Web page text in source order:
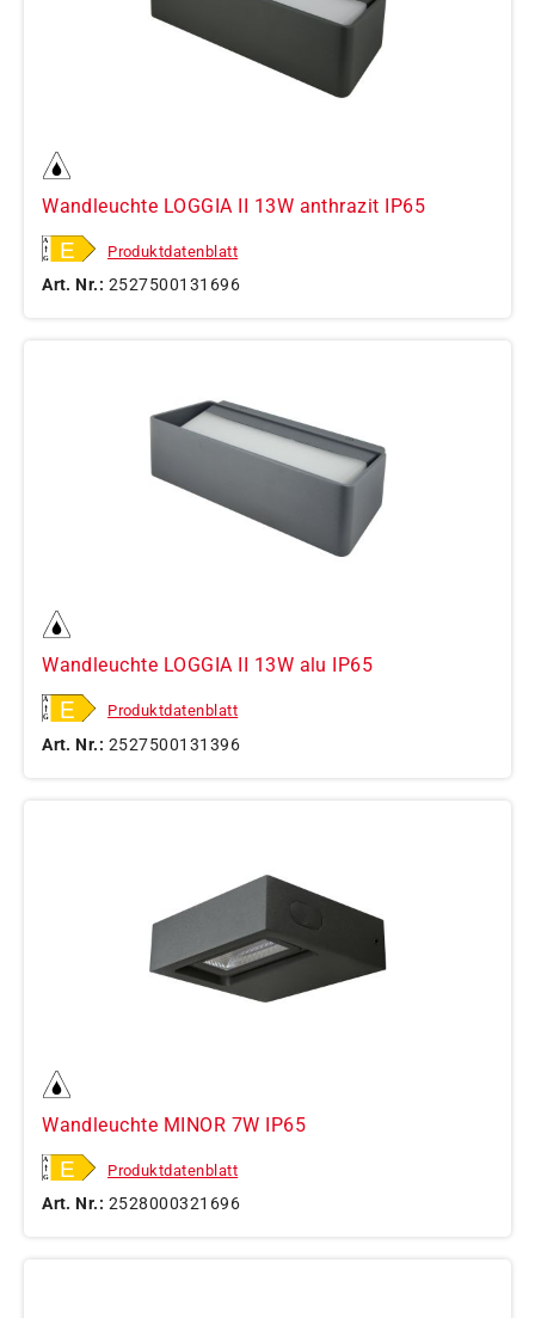
Wandleuchte LOGGIA II 13W anthrazit IP65
Produktdatenblatt
Art. Nr.: 2527500131696
Wandleuchte LOGGIA II 13W alu IP65
Produktdatenblatt
Art. Nr.: 2527500131396
Wandleuchte MINOR 7W IP65
Produktdatenblatt
Art. Nr.: 2528000321696